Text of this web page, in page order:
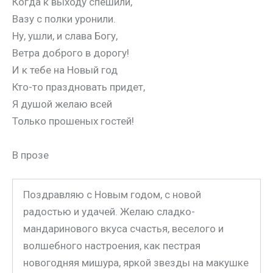
Вазу с полки уронили.
Ну, ушли, и слава Богу,
Ветра доброго в дорогу!
И к тебе на Новый год
Кто-то праздновать придет,
Я душой желаю всей
Только прошеных гостей!
В прозе
Поздравляю с Новым годом, с новой
радостью и удачей. Желаю сладко-
мандаринового вкуса счастья, веселого и
волшебного настроения, как пестрая
новогодняя мишура, яркой звезды на макушке